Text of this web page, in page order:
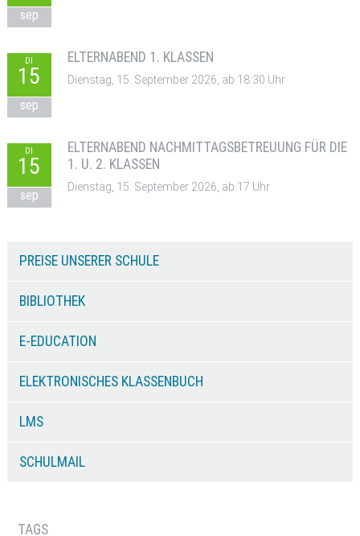
sep
DI
15
sep
ELTERNABEND 1. KLASSEN
Dienstag, 15. September 2026, ab 18:30 Uhr
DI
15
sep
ELTERNABEND NACHMITTAGSBETREUUNG FÜR DIE
1. U. 2. KLASSEN
Dienstag, 15. September 2026, ab 17 Uhr
PREISE UNSERER SCHULE
BIBLIOTHEK
E-EDUCATION
ELEKTRONISCHES KLASSENBUCH
LMS
SCHULMAIL
TAGS